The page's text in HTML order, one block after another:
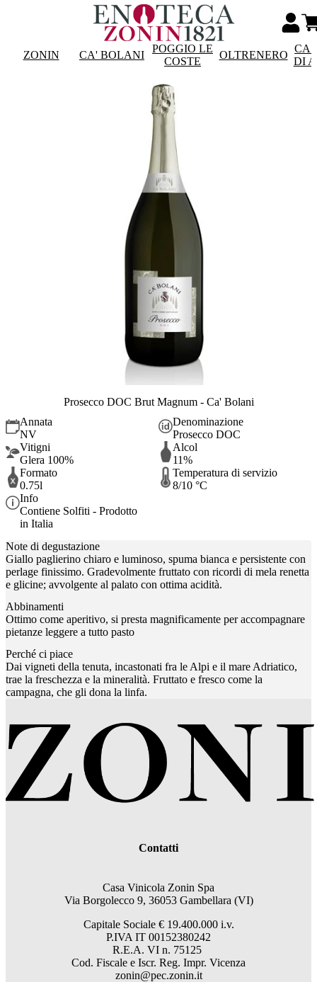
ZONIN CA' BOLANI
POGGIO LE
COSTE
OLTRENERO
DI
Prosecco DOC Brut Magnum - Ca' Bolani
Annata
NV
Denominazione
Prosecco DOC
Vitigni
Glera 100%
Alcol
11%
Formato
0.75l
Temperatura di servizio
8/10 °C
Info
Contiene Solfiti - Prodotto
in Italia
Note di degustazione
Giallo paglierino chiaro e luminoso, spuma bianca e persistente con
perlage finissimo. Gradevolmente fruttato con ricordi di mela renetta
e glicine; avvolgente al palato con ottima acidità.
Abbinamenti
Ottimo come aperitivo, si presta magnificamente per accompagnare
pietanze leggere a tutto pasto
Perché ci piace
Dai vigneti della tenuta, incastonati fra le Alpi e il mare Adriatico,
trae la freschezza e la mineralità. Fruttato e fresco come la
campagna, che gli dona la linfa.
Contatti
Casa Vinicola Zonin Spa
Via Borgolecco 9, 36053 Gambellara (VI)
Capitale Sociale € 19.400.000 i.v.
P.IVA IT 00152380242
R.E.A. VI n. 75125
Cod. Fiscale e Iscr. Reg. Impr. Vicenza
zonin@pec.zonin.it